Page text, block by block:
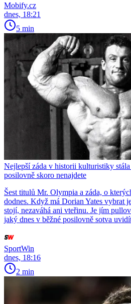
Mobify.cz
dnes, 18:21
5 min
Nejlepší záda v historii kulturistiky
posilovně skoro nenajdete
Šest titulů Mr. Olympia a záda, o
dodnes. Když má Dorian Yates vybrat
stojí, nezaváhá ani vteřinu. Je jím
jaký dnes v běžné posilovně sotva
SportWin
dnes, 18:16
2 min